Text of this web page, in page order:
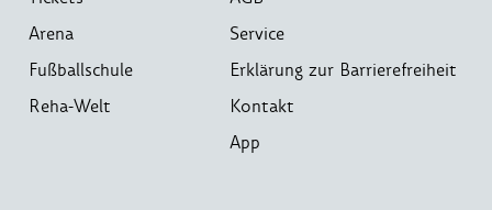
Arena
Fußballschule
Reha-Welt
Service
Erklärung zur Barrierefreiheit
Kontakt
App